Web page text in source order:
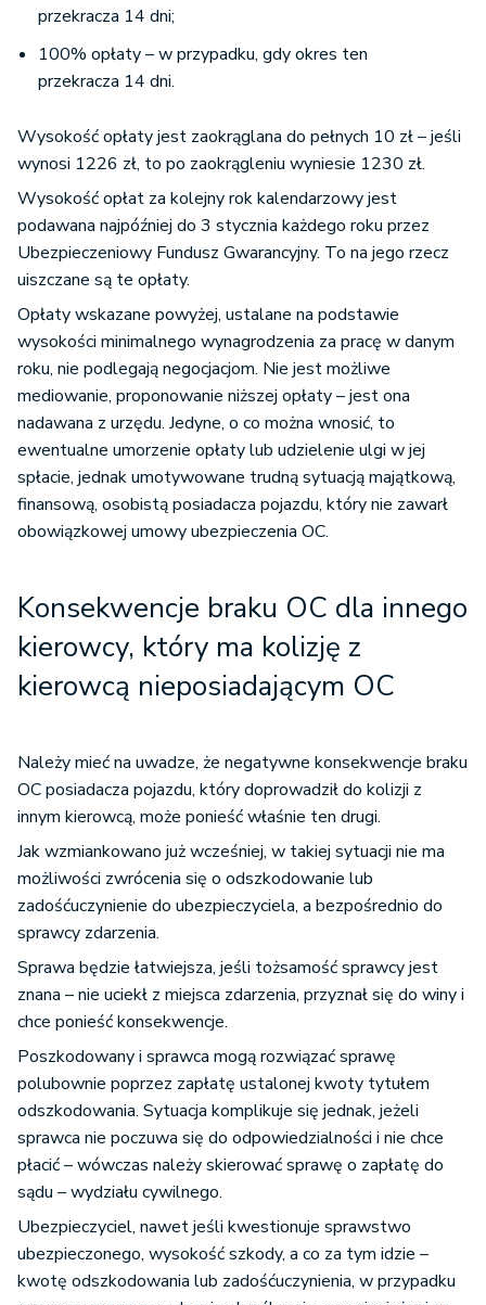
przekracza 14 dni;
100% opłaty – w przypadku, gdy okres ten
przekracza 14 dni.
Wysokość opłaty jest zaokrąglana do pełnych 10 zł – jeśli
wynosi 1226 zł, to po zaokrągleniu wyniesie 1230 zł.
Wysokość opłat za kolejny rok kalendarzowy jest
podawana najpóźniej do 3 stycznia każdego roku przez
Ubezpieczeniowy Fundusz Gwarancyjny. To na jego rzecz
uiszczane są te opłaty.
Opłaty wskazane powyżej, ustalane na podstawie
wysokości minimalnego wynagrodzenia za pracę w danym
roku, nie podlegają negocjacjom. Nie jest możliwe
mediowanie, proponowanie niższej opłaty – jest ona
nadawana z urzędu. Jedyne, o co można wnosić, to
ewentualne umorzenie opłaty lub udzielenie ulgi w jej
spłacie, jednak umotywowane trudną sytuacją majątkową,
finansową, osobistą posiadacza pojazdu, który nie zawarł
obowiązkowej umowy ubezpieczenia OC.
Konsekwencje braku OC dla innego
kierowcy, który ma kolizję z
kierowcą nieposiadającym OC
Należy mieć na uwadze, że negatywne konsekwencje braku
OC posiadacza pojazdu, który doprowadził do kolizji z
innym kierowcą, może ponieść właśnie ten drugi.
Jak wzmiankowano już wcześniej, w takiej sytuacji nie ma
możliwości zwrócenia się o odszkodowanie lub
zadośćuczynienie do ubezpieczyciela, a bezpośrednio do
sprawcy zdarzenia.
Sprawa będzie łatwiejsza, jeśli tożsamość sprawcy jest
znana – nie uciekł z miejsca zdarzenia, przyznał się do winy i
chce ponieść konsekwencje.
Poszkodowany i sprawca mogą rozwiązać sprawę
polubownie poprzez zapłatę ustalonej kwoty tytułem
odszkodowania. Sytuacja komplikuje się jednak, jeżeli
sprawca nie poczuwa się do odpowiedzialności i nie chce
płacić – wówczas należy skierować sprawę o zapłatę do
sądu – wydziału cywilnego.
Ubezpieczyciel, nawet jeśli kwestionuje sprawstwo
ubezpieczonego, wysokość szkody, a co za tym idzie –
kwotę odszkodowania lub zadośćuczynienia, w przypadku